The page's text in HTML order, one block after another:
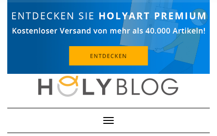
Toggle
Navigation